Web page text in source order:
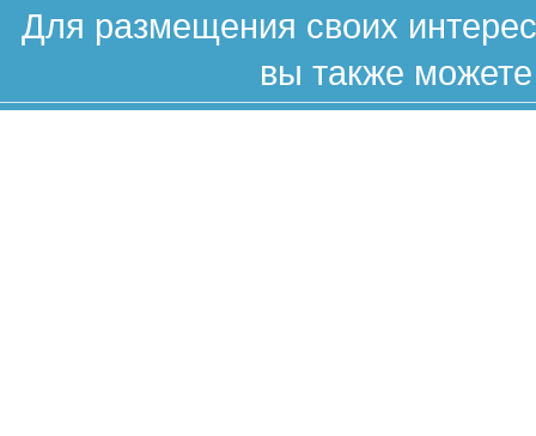
Для размещения своих
вы также